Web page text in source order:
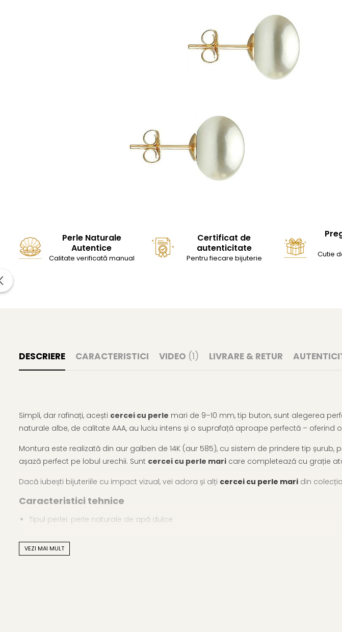
Perle Naturale
Autentice
Calitate verificată manual
Certificat de
autenticitate
Pentru fiecare bijuterie Cutie
DESCRIERE CARACTERISTICI VIDEO (1) LIVRARE & RETUR
Simpli, dar rafinați, acești cercei cu perle mari de 9–10 mm, tip buton, sunt alegerea
naturale albe, de calitate AAA, au luciu intens și o suprafață aproape perfectă – oferind
Montura este realizată din aur galben de 14K (aur 585), cu sistem de prindere tip
așază perfect pe lobul urechii. Sunt cercei cu perle mari care completează cu grație
Dacă iubești bijuteriile cu impact vizual, vei adora și alți cercei cu perle mari din
Caracteristici tehnice
Tipul perlei: perle naturale de apă dulce
Calitate perle: AAA
VEZI MAI MULT